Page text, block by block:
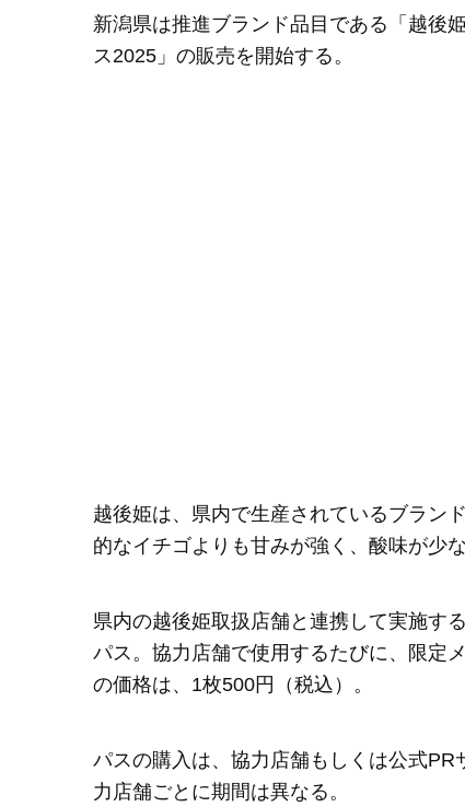
新潟県は推進ブランド品目である「越後
ス2025」の販売を開始する。
越後姫は、県内で生産されているブラン
的なイチゴよりも甘みが強く、酸味が少
県内の越後姫取扱店舗と連携して実施す
パス。協力店舗で使用するたびに、限定
の価格は、1枚500円（税込）。
パスの購入は、協力店舗もしくは公式
力店舗ごとに期間は異なる。